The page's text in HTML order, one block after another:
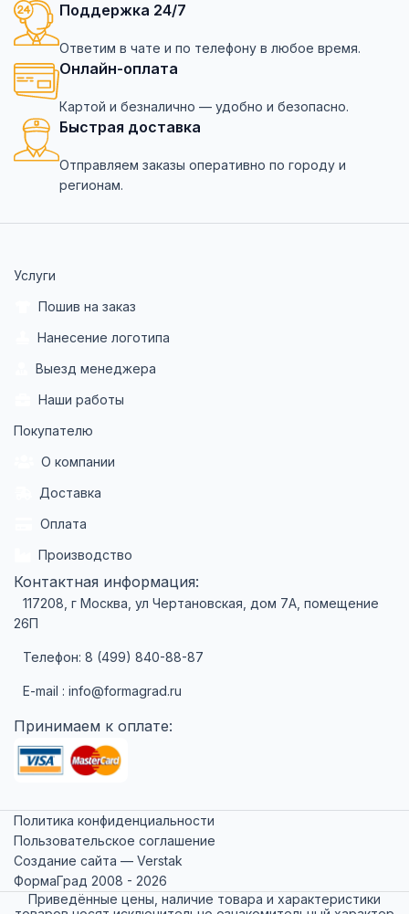
Поддержка 24/7
Ответим в чате и по телефону в любое время.
Онлайн-оплата
Картой и безналично — удобно и безопасно.
Быстрая доставка
Отправляем заказы оперативно по городу и
регионам.
Услуги
Пошив на заказ
Нанесение логотипа
Выезд менеджера
Наши работы
Покупателю
О компании
Доставка
Оплата
Производство
Контактная информация:
117208, г Москва, ул Чертановская, дом 7А, помещение
26П
Телефон: 8 (499) 840-88-87
E-mail : info@formagrad.ru
Принимаем к оплате:
Политика конфиденциальности
Пользовательское соглашение
Создание сайта — Verstak
ФормаГрад 2008 - 2026
Приведённые цены, наличие товара и характеристики